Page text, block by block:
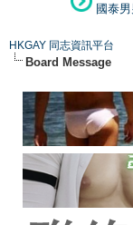
國泰
HKGAY 同志資訊平台
Board Message